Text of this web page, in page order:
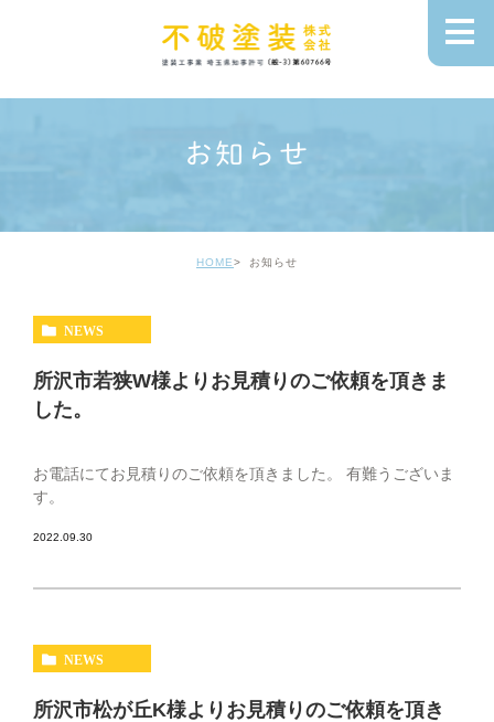
お知らせ
HOME お知らせ
NEWS
所沢市若狭W様よりお見積りのご依頼を頂きま
した。
お電話にてお見積りのご依頼を頂きました。 有難うございま
す。
2022.09.30
NEWS
所沢市松が丘K様よりお見積りのご依頼を頂き